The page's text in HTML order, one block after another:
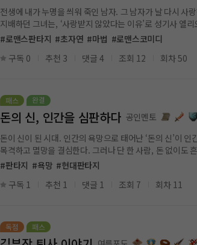
전생에 내가 누명을 씌워 죽인 남자. 그 남자가 날 다시 사랑해야만 나는 원래 세계로 돌아갈 수 있다. 마
지배하던 그녀는, ‘사랑받지 않았다는 이유’로 성기사 엘리오스를 죽인다. …그리고 신의 벌을 받고 대한민국 밀양의 중학교로 전생?! 왕따에, 못
도시 남학생 윤재현에게 또다시 혐오당한다. 그는 바로, 전생에 그녀가 죽였던 엘리오스였다. 병맛과 철학, 그리고 구원의 판타지 전생 가해자의 구원 서사 시각 독점: 남주에게만 보이
도 설렌다》 지금부터, 진짜 감정의 이야기가 시작된다.
#로맨스판타지 #초자연 #마법 #로맨스코미디
구독 0
추천 3 댓글 4 조회 12 회차 50
돈의 신, 인간을 심판하다 공인멘토
돈이 신이 된 시대. 인간의 욕망으로 태어난 ‘돈의 신’이 인간을 심판하기 시작한다. 사랑, 믿음, 성공, 신념까지 모든 감정은 거래되고 가격이 매겨진다. 그 속에서 신은 인간의 추악함을
목격하고 멸망을 결심한다. 그러나 단 한 사람, 돈 없이도 흔들리지 않는 인간을 만나며 신은 처음으로 이해할 수 없는 감정을 느낀다. 돈을 숭배한 인간과, 인간을 배우는 신. 욕망과 감
정, 심판과 구원의 경계에서 이 시대의 ‘진짜 부’를 묻
#판타지 #욕망 #현대판타지
구독 1
추천 1 댓글 1 조회 7 회차 11